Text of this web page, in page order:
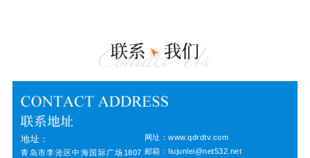
地址：
青岛市李沧区中海国际广场1807
网址：www.qdrdtv.com
邮箱：liujunlei@net532.net